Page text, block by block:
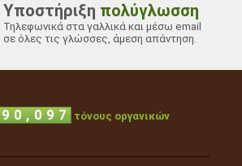
Υποστήριξη πολύγλωσση
Τηλεφωνικά στα γαλλικά και μέσω email
σε όλες τις γλώσσες, άμεση απάντηση.
9 0 , 1 3 2
τόνους οργανικών